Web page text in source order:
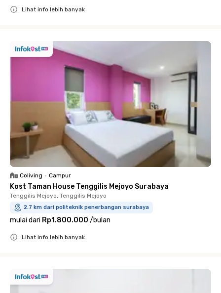
Lihat info lebih banyak
Coliving • Campur
Kost Taman House Tenggilis Mejoyo Surabaya
Tenggilis Mejoyo, Tenggilis Mejoyo
2.7 km dari politeknik penerbangan surabaya
mulai dari Rp1.800.000 /bulan
Lihat info lebih banyak